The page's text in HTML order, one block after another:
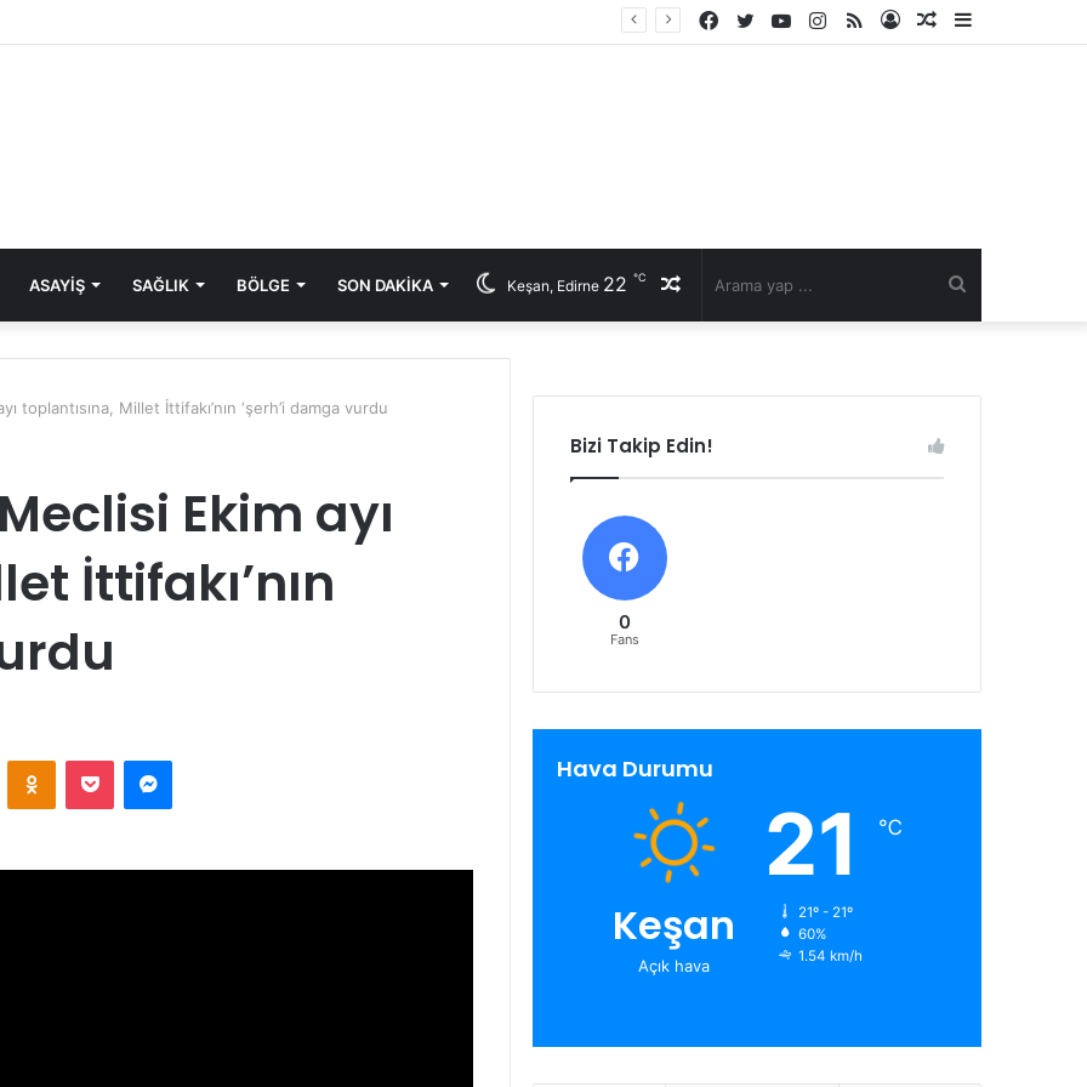
Kenar
Rastgele
Kayıt
RSS
Instagram
YouTube
Twitter
Facebook
ASAYIŞ SAĞLIK BÖLGE SON DAKIKA Rastgele
Keşan, Edirne 22 ℃
toplantısına, Millet İttifakı’nın ‘şerh’i damga vurdu
Ekim ayı
İttifakı’nın
Odnoklassniki
Pocket Messenger
Bizi Takip Edin!
0
Fans
Hava Durumu
Keşan
Açık hava
21 ℃
21º - 21º
60%
1.54 km/h